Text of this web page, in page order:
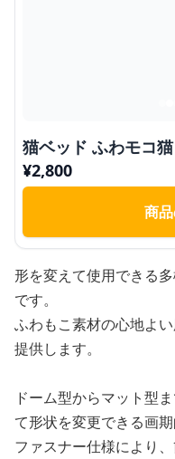
猫ベッド ふわモコ
¥2,800
商
形を変えて使用できる
です。
ふわもこ素材の心地よ
提供します。
ドーム型からマット型
て形状を変更できる画期
ファスナー仕様により